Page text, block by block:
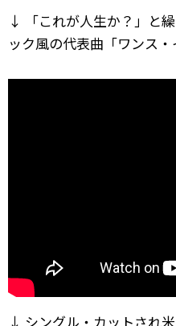
↓ 「これが人生か？」と
ック風の代表曲「ワンス
↓ シングル・カットされ